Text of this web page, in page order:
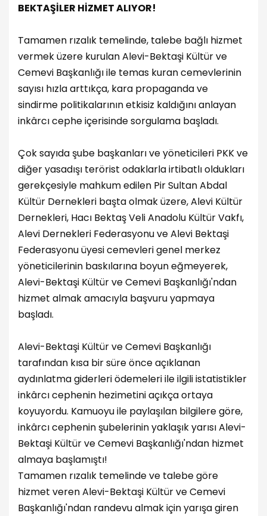
BEKTAŞİLER HİZMET ALIYOR!
Tamamen rızalık temelinde, talebe bağlı hizmet
vermek üzere kurulan Alevi-Bektaşi Kültür ve
Cemevi Başkanlığı ile temas kuran cemevlerinin
sayısı hızla arttıkça, kara propaganda ve
sindirme politikalarının etkisiz kaldığını anlayan
inkârcı cephe içerisinde sorgulama başladı.
Çok sayıda şube başkanları ve yöneticileri PKK ve
diğer yasadışı terörist odaklarla irtibatlı oldukları
gerekçesiyle mahkum edilen Pir Sultan Abdal
Kültür Dernekleri başta olmak üzere, Alevi Kültür
Dernekleri, Hacı Bektaş Veli Anadolu Kültür Vakfı,
Alevi Dernekleri Federasyonu ve Alevi Bektaşi
Federasyonu üyesi cemevleri genel merkez
yöneticilerinin baskılarına boyun eğmeyerek,
Alevi-Bektaşi Kültür ve Cemevi Başkanlığı'ndan
hizmet almak amacıyla başvuru yapmaya
başladı.
Alevi-Bektaşi Kültür ve Cemevi Başkanlığı
tarafından kısa bir süre önce açıklanan
aydınlatma giderleri ödemeleri ile ilgili istatistikler
inkârcı cephenin hezimetini açıkça ortaya
koyuyordu. Kamuoyu ile paylaşılan bilgilere göre,
inkârcı cephenin şubelerinin yaklaşık yarısı Alevi-
Bektaşi Kültür ve Cemevi Başkanlığı'ndan hizmet
almaya başlamıştı!
Tamamen rızalık temelinde ve talebe göre
hizmet veren Alevi-Bektaşi Kültür ve Cemevi
Başkanlığı'ndan randevu almak için yarışa giren